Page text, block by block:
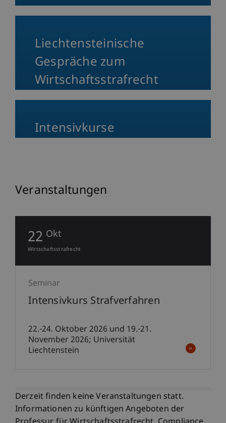
Liechtensteinische
Gespräche zum
Wirtschaftsstrafrecht
Intensivkurse
Veranstaltungen
05 Nov
Compliance Wirtschaftsstrafrecht
Seminar
Intensivkurs Internationales
5.-6. Nov 2026; Seminarraum 1, Standort
Ebaholz
Derzeit finden keine Veranstaltungen statt.
Informationen zu künftigen Angeboten der